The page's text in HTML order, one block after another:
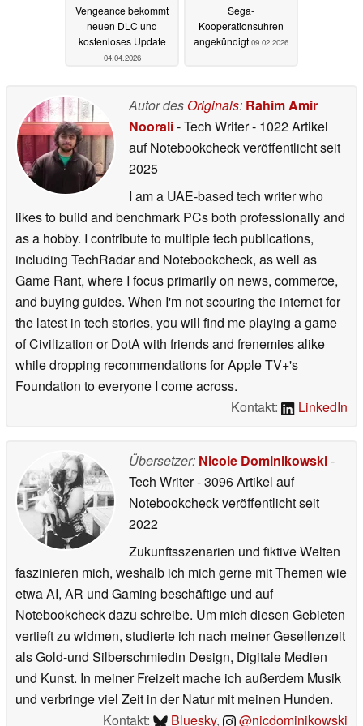
Vengeance bekommt
neuen DLC und
kostenloses Update
04.04.2026
Sega-
Kooperationsuhren
angekündigt 09.02.2026
Autor des Originals: Rahim Amir
Noorali- Tech Writer- 1022 Artikel
auf Notebookcheck veröffentlichtseit
2025
I am a UAE-based tech writer who
likes to build and benchmark PCs both professionally and
as a hobby. I contribute to multiple tech publications,
including TechRadar and Notebookcheck, as well as
Game Rant, where I focus primarily on news, commerce,
and buying guides. When I'm not scouring the internet for
the latest in tech stories, you will find me playing a game
of Civilization or DotA with friends and frenemies alike
while dropping recommendations for Apple TV+'s
Foundation to everyone I come across.
Kontakt:
LinkedIn
Übersetzer: Nicole Dominikowski-
Tech Writer- 3096 Artikel auf
Notebookcheck veröffentlichtseit
2022
Zukunftsszenarien und fiktive Welten
faszinieren mich, weshalb ich mich gerne mit Themen wie
etwa AI, AR und Gaming beschäftige und auf
Notebookcheck dazu schreibe. Um mich diesen Gebieten
vertieft zu widmen, studierte ich nach meiner Gesellenzeit
als Gold-und Silberschmiedin Design, Digitale Medien
und Kunst. In meiner Freizeit mache ich außerdem Musik
und verbringe viel Zeit in der Natur mit meinen Hunden.
Kontakt:
Bluesky, @nicdominikowski